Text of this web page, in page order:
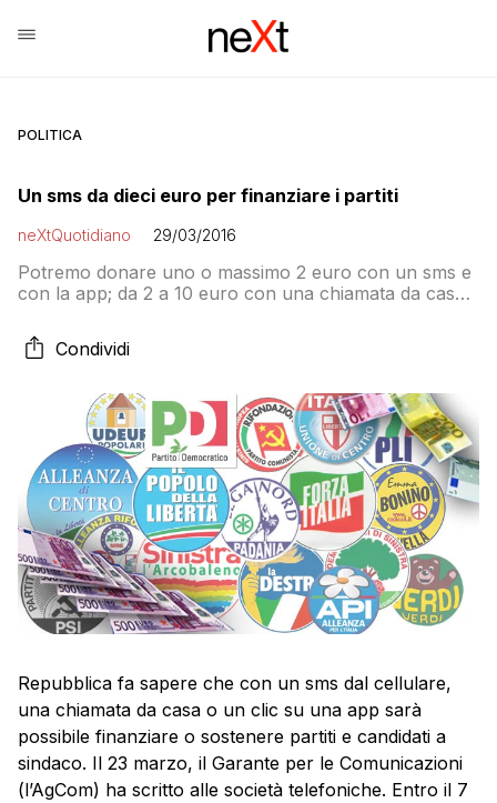
POLITICA
Un sms da dieci euro per finanziare i partiti
neXtQuotidiano 29/03/2016
Potremo donare uno o massimo 2 euro con un sms e
con la app; da 2 a 10 euro con una chiamata da casa.
Condividi
Repubblica fa sapere che con un sms dal cellulare,
una chiamata da casa o un clic su una app sarà
possibile finanziare o sostenere partiti e candidati a
sindaco. Il 23 marzo, il Garante per le Comunicazioni
(l’AgCom) ha scritto alle società telefoniche. Entro il 7